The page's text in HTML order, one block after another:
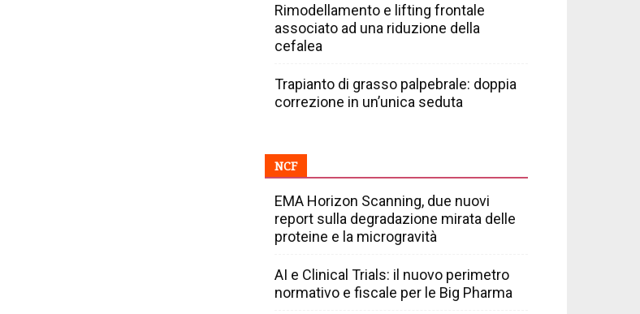
Rimodellamento e lifting frontale
associato ad una riduzione della
cefalea
Trapianto di grasso palpebrale: doppia
correzione in un’unica seduta
NCF
EMA Horizon Scanning, due nuovi
report sulla degradazione mirata delle
proteine e la microgravità
AI e Clinical Trials: il nuovo perimetro
normativo e fiscale per le Big Pharma